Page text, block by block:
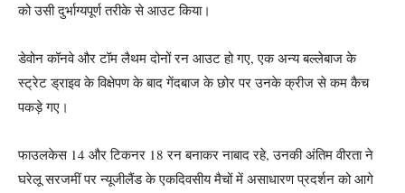
को उसी दुर्भाग्यपूर्ण तरीके से आउट किया।
डेवोन कॉनवे और टॉम लैथम दोनों रन आउट हो गए, एक अन्य बल्लेबाज के
स्ट्रेट ड्राइव के विक्षेपण के बाद गेंदबाज के छोर पर उनके क्रीज से कम कैच
पकड़े गए।
फाउलकेस 14 और टिकनर 18 रन बनाकर नाबाद रहे, उनकी अंतिम वीरता ने
घरेलू सरजमीं पर न्यूजीलैंड के एकदिवसीय मैचों में असाधारण प्रदर्शन को आगे